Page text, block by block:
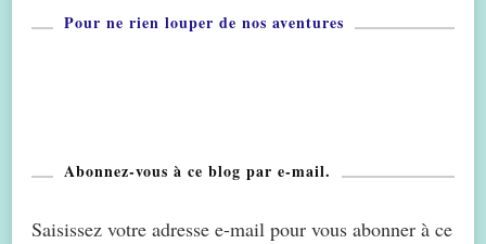
Pour ne rien louper de nos aventures
Abonnez-vous à ce blog par e-mail.
Saisissez votre adresse e-mail pour vous abonner à ce